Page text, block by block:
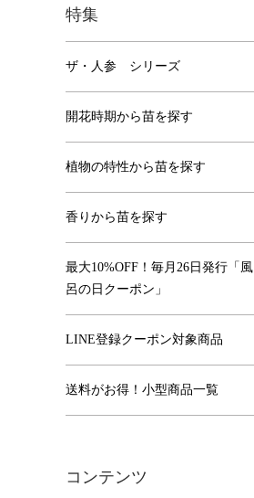
特集
ザ・人参 シリーズ
開花時期から苗を探す
植物の特性から苗を探す
香りから苗を探す
最大10%OFF！毎月26日発行「風
呂の日クーポン」
LINE登録クーポン対象商品
送料がお得！小型商品一覧
コンテンツ